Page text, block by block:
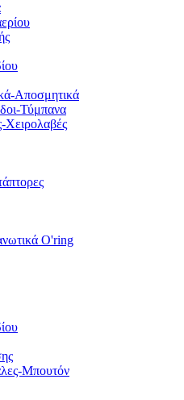
Αποσμητικά
Τύμπανα
Χειρολαβές
O'ring
Μπουτόν